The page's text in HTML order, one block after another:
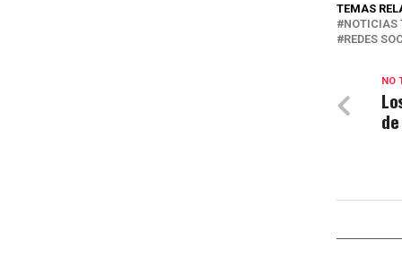
TEMAS
NOTICIAS
REDES
NO